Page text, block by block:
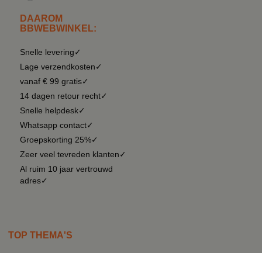
DAAROM
BBWEBWINKEL:
Snelle levering✓
Lage verzendkosten✓
vanaf € 99 gratis✓
14 dagen retour recht✓
Snelle helpdesk✓
Whatsapp contact✓
Groepskorting 25%✓
Zeer veel tevreden klanten✓
Al ruim 10 jaar vertrouwd
adres✓
TOP THEMA'S